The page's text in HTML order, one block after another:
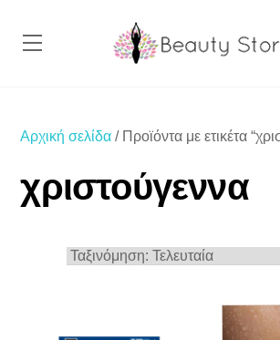
Menu
Αρχική σελίδα / Προϊόντα με ετικέτα
χριστούγεννα